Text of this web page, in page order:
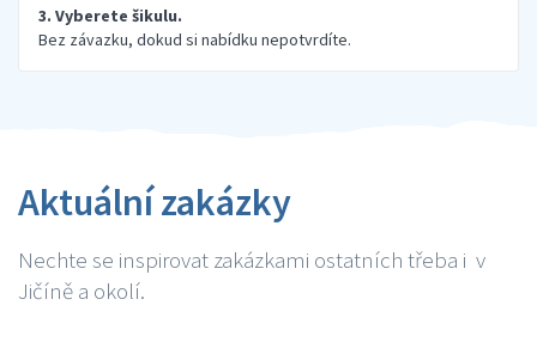
3. Vyberete šikulu.
Bez závazku, dokud si nabídku nepotvrdíte.
Aktuální zakázky
Nechte se inspirovat zakázkami ostatních třeba i v
Jičíně a okolí.